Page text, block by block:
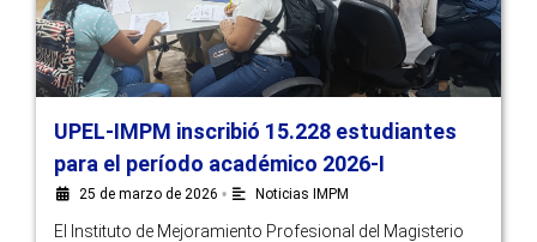
UPEL-IMPM inscribió 15.228 estudiantes
para el período académico 2026-I
25 de marzo de 2026 • Noticias IMPM
El Instituto de Mejoramiento Profesional del Magisterio